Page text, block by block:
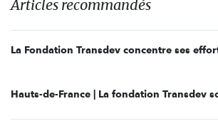
Articles recommandés